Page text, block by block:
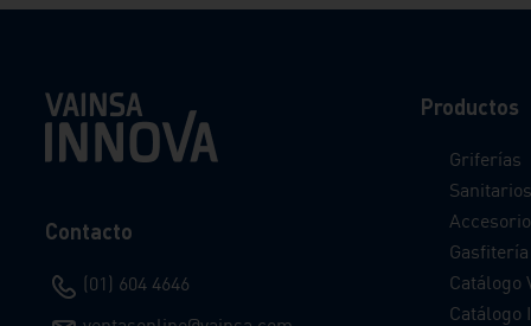
Contacto
(01) 604 4646
Productos
Griferías
Sanitarios
Gasfitería
Catálogo